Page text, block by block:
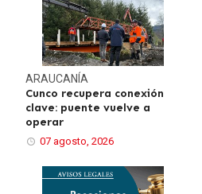
ARAUCANÍA
Cunco recupera conexión
clave: puente vuelve a
operar
07 agosto, 2026